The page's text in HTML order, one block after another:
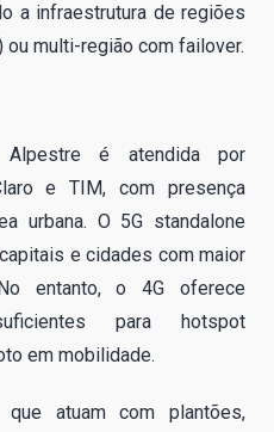
a infraestrutura de regiões
multi-região com failover.
é atendida por
e TIM, com presença
urbana. O 5G standalone
e cidades com maior
entanto, o 4G oferece
para hotspot
em mobilidade.
atuam com plantões,